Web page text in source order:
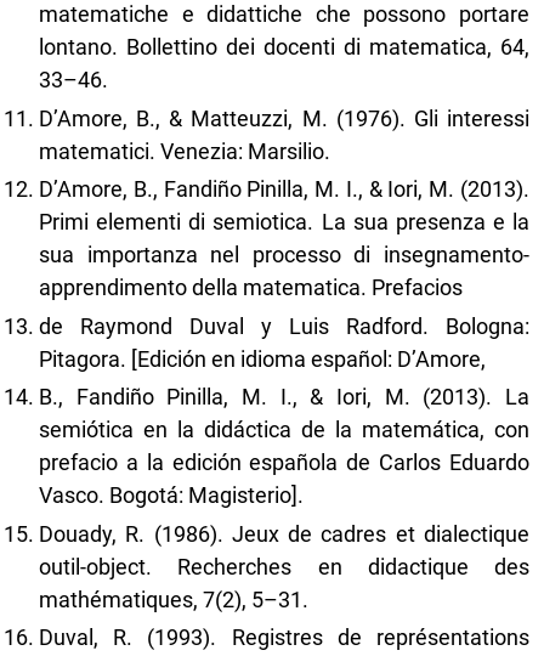
matematiche e didattiche che possono portare
lontano. Bollettino dei docenti di matematica, 64,
33–46.
D’Amore, B., & Matteuzzi, M. (1976). Gli interessi
matematici. Venezia: Marsilio.
D’Amore, B., Fandiño Pinilla, M. I., & Iori, M. (2013).
Primi elementi di semiotica. La sua presenza e la
sua importanza nel processo di insegnamento-
apprendimento della matematica. Prefacios
de Raymond Duval y Luis Radford. Bologna:
Pitagora. [Edición en idioma español: D’Amore,
B., Fandiño Pinilla, M. I., & Iori, M. (2013). La
semiótica en la didáctica de la matemática, con
prefacio a la edición española de Carlos Eduardo
Vasco. Bogotá: Magisterio].
Douady, R. (1986). Jeux de cadres et dialectique
outil-object. Recherches en didactique des
mathématiques, 7(2), 5–31.
Duval, R. (1993). Registres de représentations